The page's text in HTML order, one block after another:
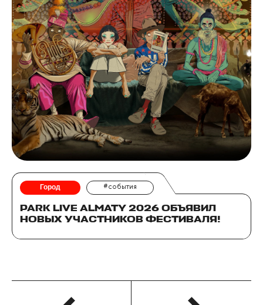
Город #события
PARK LIVE ALMATY 2026 ОБЪЯВИЛ
НОВЫХ УЧАСТНИКОВ ФЕСТИВАЛЯ!